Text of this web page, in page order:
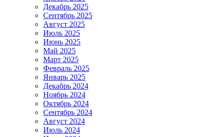
Декабрь 2025
Сентябрь 2025
Август 2025
Июль 2025
Июнь 2025
Май 2025
Март 2025
Февраль 2025
Январь 2025
Декабрь 2024
Ноябрь 2024
Октябрь 2024
Сентябрь 2024
Август 2024
Июль 2024